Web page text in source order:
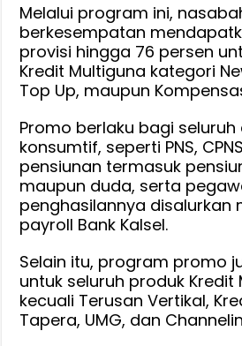
Melalui program ini,
berkesempatan
provisi hingga 76 persen
Kredit Multiguna kategori
Top Up, maupun
Promo berlaku bagi
konsumtif, seperti PNS,
pensiunan termasuk
maupun duda, serta
penghasilannya disalurkan
payroll Bank Kalsel.
Selain itu, program promo
untuk seluruh produk Kredit
kecuali Terusan Vertikal,
Tapera, UMG, dan